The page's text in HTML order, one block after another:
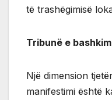
të trashëgimisë
Tribunë e
Një dimension
manifestimi është